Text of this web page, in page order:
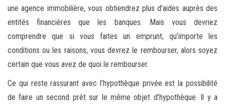
une agence immobilière, vous obtiendrez plus d’aides auprès des
entités financières que les banques. Mais vous devriez
comprendre que si vous faites un emprunt, qu’importe les
conditions ou les raisons, vous devrez le rembourser, alors soyez
certain que vous avez de quoi le rembourser.
Ce qui reste rassurant avec l’hypothèque privée est la possibilité
de faire un second prêt sur le même objet d’hypothèque. Il y a